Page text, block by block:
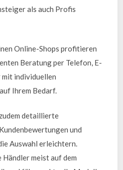
als auch Profis
Online-Shops profitieren
Beratung per Telefon, E-
individuellen
Ihrem Bedarf.
detaillierte
und
Auswahl erleichtern.
Händler meist auf dem